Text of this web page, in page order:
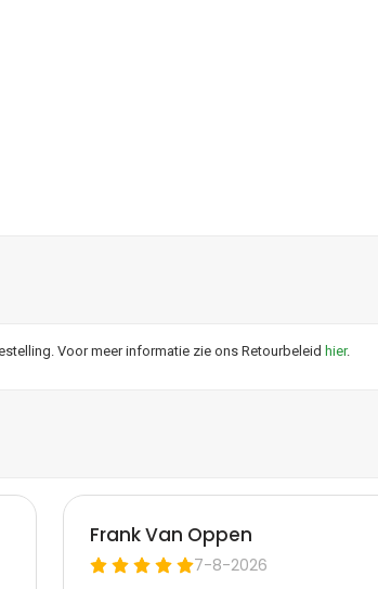
Voor meer informatie zie ons Retourbeleid hier.